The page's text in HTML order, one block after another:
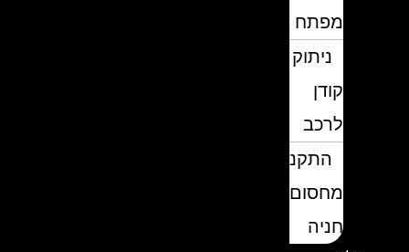
מפתח
ניתוק
לרכב
התקנת
מחסום
חניה